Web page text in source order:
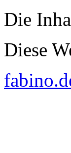
Die
Diese